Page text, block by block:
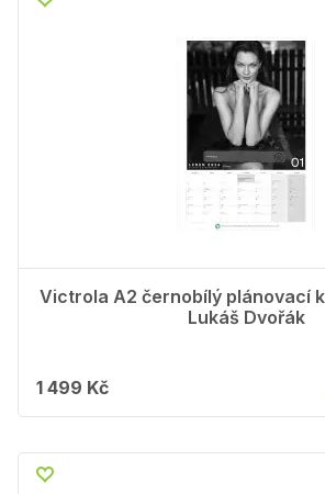
Victrola A2 černobílý plánovací
Lukáš Dvořák
1 499 Kč